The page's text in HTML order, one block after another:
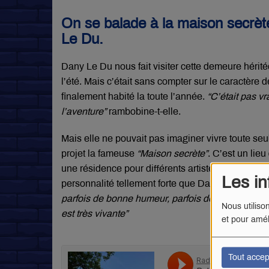
Les
Nous
et pour
Tout
On se balade à la maison
Le Du.
Dany Le Du nous fait visiter cette demeure
l’été. Mais c’était sans compter sur le
finalement habité la toute l’année. “C’était pas
l’aventure”rambobine-t-elle.
Mais elle ne pouvait pas imaginer vivre toute
projet la fameuse “Maison secrète”. C’est un
une résidence pour différents artistes qui
personnalité tellement forte que Dany Le Du à
parfois de bonne humeur, parfois de mauvaise
est très vivante”